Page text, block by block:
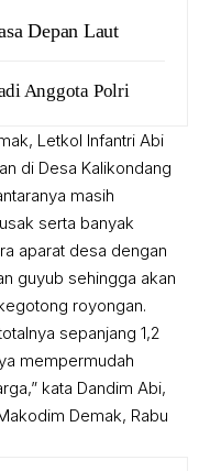
Depan Laut
Anggota Polri
Letkol Infantri Abi
di Desa Kalikondang
masih
serta banyak
aparat desa dengan
guyub sehingga akan
royongan.
sepanjang 1,2
mempermudah
kata Dandim Abi,
Demak, Rabu